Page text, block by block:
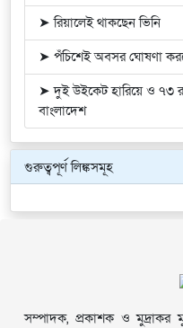
➤ রিয়ালেই থাকছেন ভিনি
➤ পঁচিশেই অবসর ঘোষণা
➤ দুই উইকেট হারিয়ে ও ৭৩
বাংলাদেশ
গুরুত্বপূর্ণ লিঙ্কসমূহ
সম্পাদক, প্রকাশক ও